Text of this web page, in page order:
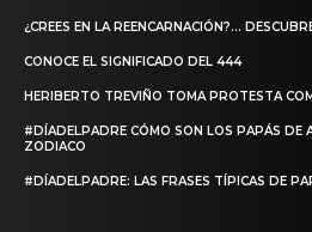
¿CREES EN LA REENCARNACIÓN?…
CONOCE EL SIGNIFICADO DEL 444
HERIBERTO TREVIÑO TOMA PROTESTA
#DÍADELPADRE CÓMO SON LOS PAPÁS DE
ZODIACO
#DÍADELPADRE: LAS FRASES TÍPICAS DE